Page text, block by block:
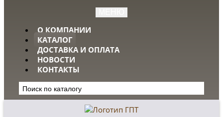
О КОМПАНИИ
КАТАЛОГ
ДОСТАВКА И ОПЛАТА
НОВОСТИ
КОНТАКТЫ